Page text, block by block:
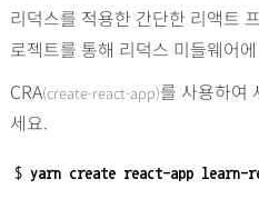
리덕스를 적용한 간단한 리액트
로젝트를 통해 리덕스 미들웨어
CRA(create-react-app)를 사용하여
세요.
$ yarn create react-app learn-